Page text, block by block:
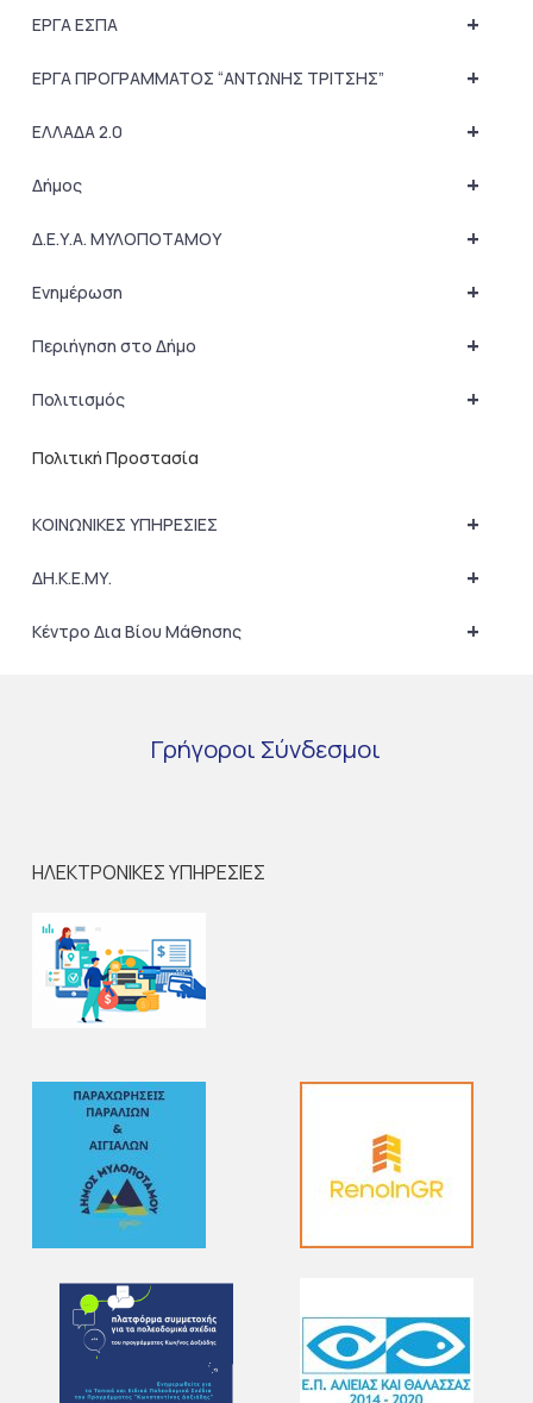
+
ΕΡΓΑ ΕΣΠΑ
+
ΕΡΓΑ ΠΡΟΓΡΑΜΜΑΤΟΣ “ΑΝΤΩΝΗΣ ΤΡΙΤΣΗΣ”
+
ΕΛΛΑΔΑ 2.0
+
Δήμος
+
Δ.Ε.Υ.Α. ΜΥΛΟΠΟΤΑΜΟΥ
+
Ενημέρωση
+
Περιήγηση στο Δήμο
+
Πολιτισμός
Πολιτική Προστασία
+
ΚΟΙΝΩΝΙΚΕΣ ΥΠΗΡΕΣΙΕΣ
+
ΔΗ.Κ.Ε.ΜΥ.
+
Κέντρο Δια Βίου Μάθησης
Γρήγοροι Σύνδεσμοι
ΗΛΕΚΤΡΟΝΙΚΕΣ ΥΠΗΡΕΣΙΕΣ